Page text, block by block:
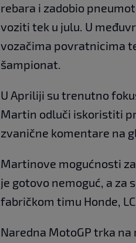
rebara i zadobio
voziti tek u julu. U
vozačima povratnicima
šampionat.
U Apriliji su trenutno
Martin odluči iskoristiti
zvanične komentare na
Martinove mogućnosti
je gotovo nemoguć, a za
fabričkom timu Honde,
Naredna MotoGP trka na